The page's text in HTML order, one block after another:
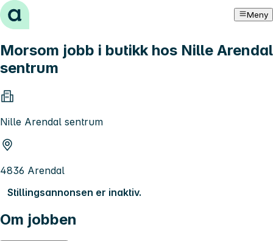
Hopp til innhold Meny
Morsom jobb i butikk hos Nille Arendal
sentrum
Nille Arendal sentrum
4836 Arendal
Stillingsannonsen er inaktiv.
Om jobben